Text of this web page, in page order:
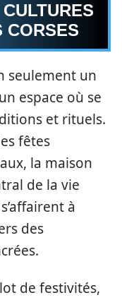
CORSES
seulement un
espace où se
et rituels.
fêtes
la maison
de la vie
à
des
de festivités,